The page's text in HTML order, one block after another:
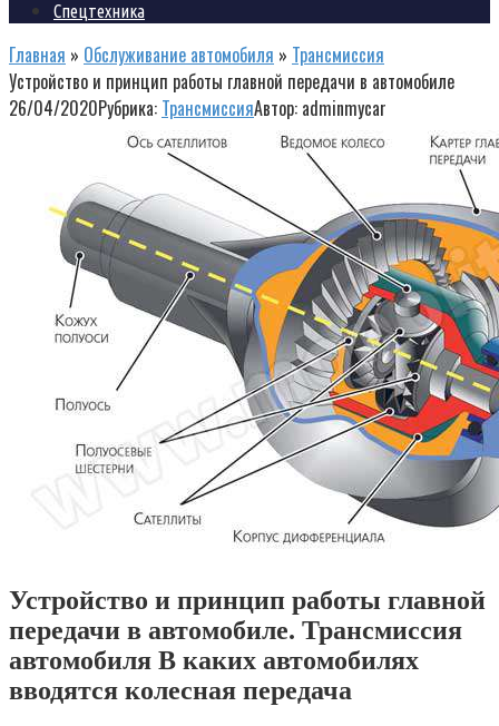
Спецтехника
Главная » Обслуживание автомобиля » Трансмиссия
Устройство и принцип работы главной передачи в автомобиле
26/04/2020Рубрика: ТрансмиссияАвтор: adminmycar
Устройство и принцип работы главной
передачи в автомобиле. Трансмиссия
автомобиля В каких автомобилях
вводятся колесная передача